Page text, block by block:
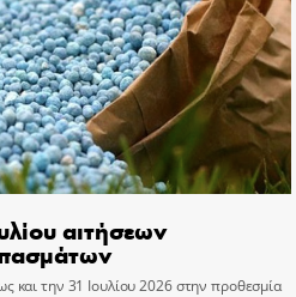
αιτήσεων
και την 31 Ιουλίου 2026 στην προθεσμία